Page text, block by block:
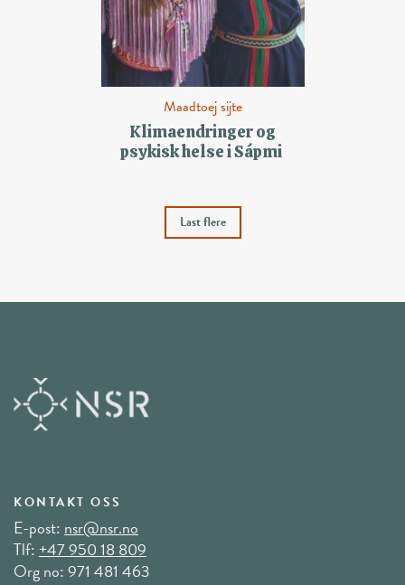
Maadtoej sijte
Klimaendringer og
psykisk helse i Sápmi
Last flere
KONTAKT OSS
E-post: nsr@nsr.no
Tlf:+47 950 18 809
Org no: 971 481 463